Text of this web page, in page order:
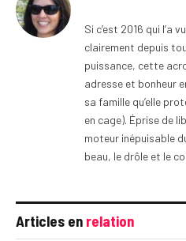
Si c’est 2016 qui l’a
clairement depuis
puissance, cette
adresse et bonheur
sa famille qu’elle
en cage). Éprise de
moteur inépuisable
beau, le drôle et le
Articles en relation